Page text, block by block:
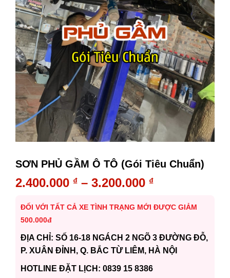
SƠN PHỦ GẦM Ô TÔ (Gói Tiêu Chuẩn)
2.400.000 ₫ – 3.200.000 ₫
ĐỐI VỚI TẤT CẢ XE TÌNH TRẠNG MỚI ĐƯỢC GIẢM
500.000đ
ĐỊA CHỈ: SỐ 16-18 NGÁCH 2 NGÕ 3 ĐƯỜNG ĐỖ,
P. XUÂN ĐỈNH, Q. BẮC TỪ LIÊM, HÀ NỘI
HOTLINE ĐẶT LỊCH: 0839 15 8386